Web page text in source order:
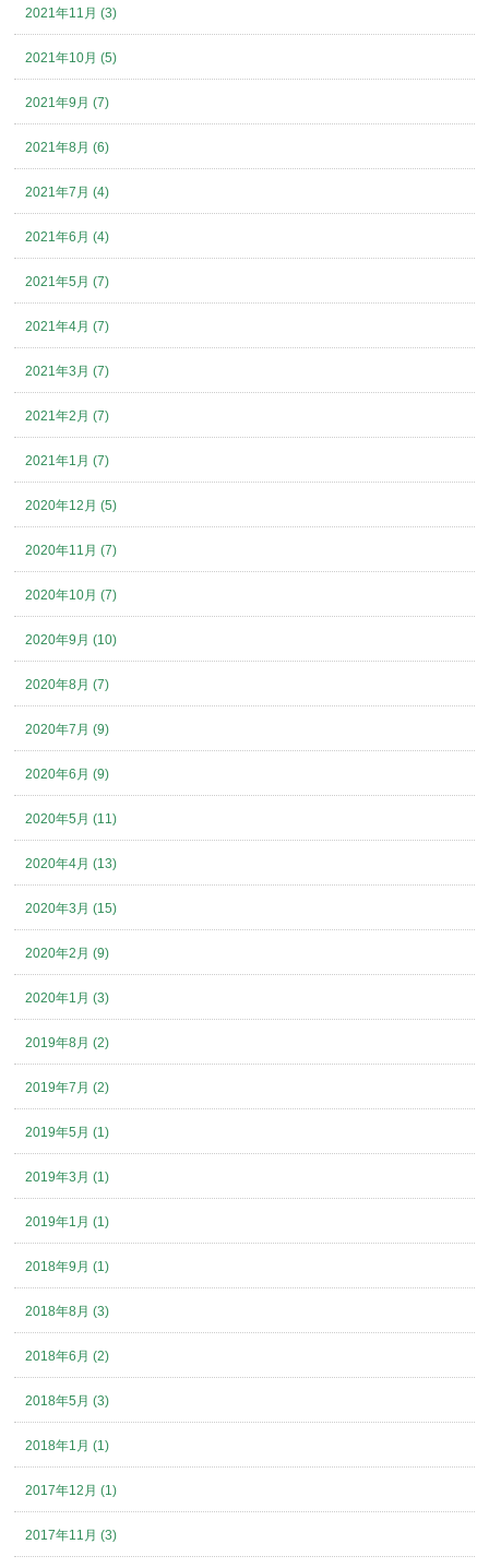
2021年11月 (3)
2021年10月 (5)
2021年9月 (7)
2021年8月 (6)
2021年7月 (4)
2021年6月 (4)
2021年5月 (7)
2021年4月 (7)
2021年3月 (7)
2021年2月 (7)
2021年1月 (7)
2020年12月 (5)
2020年11月 (7)
2020年10月 (7)
2020年9月 (10)
2020年8月 (7)
2020年7月 (9)
2020年6月 (9)
2020年5月 (11)
2020年4月 (13)
2020年3月 (15)
2020年2月 (9)
2020年1月 (3)
2019年8月 (2)
2019年7月 (2)
2019年5月 (1)
2019年3月 (1)
2019年1月 (1)
2018年9月 (1)
2018年8月 (3)
2018年6月 (2)
2018年5月 (3)
2018年1月 (1)
2017年12月 (1)
2017年11月 (3)